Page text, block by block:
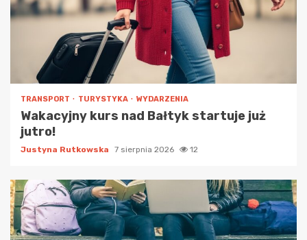
TRANSPORT TURYSTYKA WYDARZENIA
Wakacyjny kurs nad Bałtyk startuje już
jutro!
Justyna Rutkowska 7 sierpnia 2026 12